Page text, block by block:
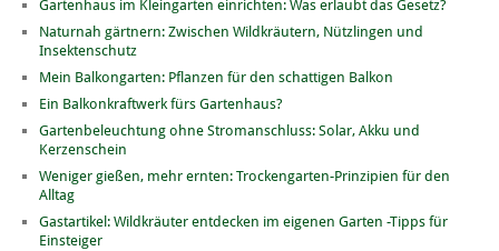
Gartenhaus im Kleingarten einrichten: Was erlaubt das Gesetz?
Naturnah gärtnern: Zwischen Wildkräutern, Nützlingen und
Insektenschutz
Mein Balkongarten: Pflanzen für den schattigen Balkon
Ein Balkonkraftwerk fürs Gartenhaus?
Gartenbeleuchtung ohne Stromanschluss: Solar, Akku und
Kerzenschein
Weniger gießen, mehr ernten: Trockengarten-Prinzipien für den
Alltag
Gastartikel: Wildkräuter entdecken im eigenen Garten -Tipps für
Einsteiger